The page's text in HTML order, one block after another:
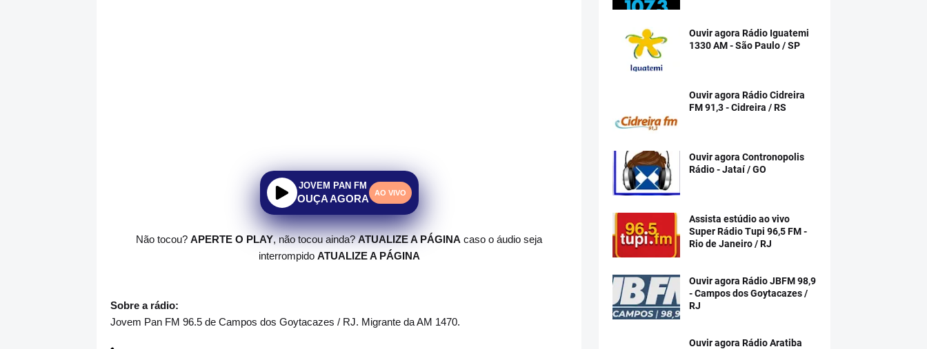
JOVEM PAN FM
OUÇA AGORA AO VIVO
Não tocou? APERTE O PLAY, não tocou ainda?ATUALIZE A PÁGINA caso o áudio seja
interrompido ATUALIZE A PÁGINA
Sobre a rádio:
Jovem Pan FM 96.5 de Campos dos Goytacazes / RJ. Migrante da AM 1470.
Ouvir agora Rádio Iguatemi
1330 AM - São Paulo / SP
Ouvir agora Rádio Cidreira
FM 91,3 - Cidreira / RS
Ouvir agora Contronopolis
Rádio - Jataí / GO
Assista estúdio ao vivo
Super Rádio Tupi 96,5 FM -
Rio de Janeiro / RJ
Ouvir agora Rádio JBFM 98,9
- Campos dos Goytacazes /
RJ
Ouvir agora Rádio Aratiba